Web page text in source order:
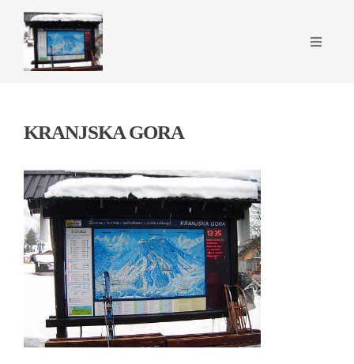
KRANJSKA GORA